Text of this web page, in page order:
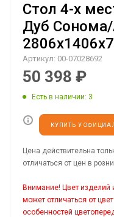
Стол 4-х
Дуб
Артикул: 00-07028692
50 398 ₽
Есть в наличии: 3
КУПИТЬ У
Цена действительна
отличаться от цен в
Внимание! Цвет изделий
может отличаться от
особенностей